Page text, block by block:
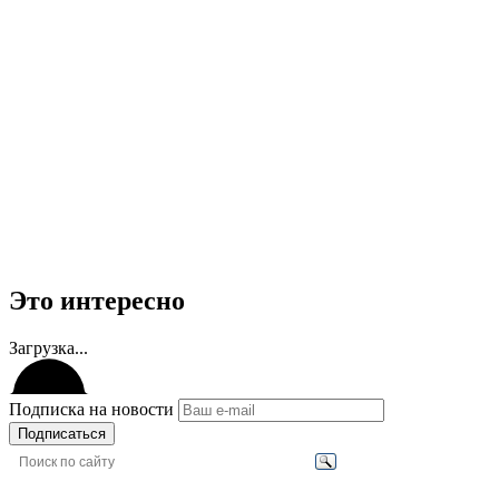
Это интересно
Загрузка...
Подписка на новости
Подписаться